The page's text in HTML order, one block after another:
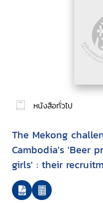
หนังสือทั่วไป
The Mekong
Cambodia's 'Beer
girls' : their
working conditions
vulnerabilities